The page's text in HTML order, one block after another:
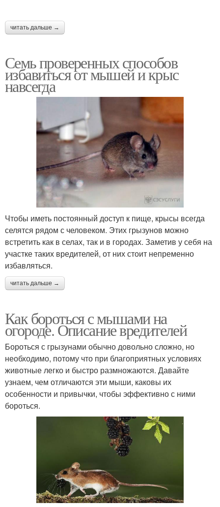
читать дальше →
Семь проверенных способов
избавиться от мышей и крыс
навсегда
Чтобы иметь постоянный доступ к пище, крысы всегда
селятся рядом с человеком. Этих грызунов можно
встретить как в селах, так и в городах. Заметив у себя на
участке таких вредителей, от них стоит непременно
избавляться.
читать дальше →
Как бороться с мышами на
огороде. Описание вредителей
Бороться с грызунами обычно довольно сложно, но
необходимо, потому что при благоприятных условиях
животные легко и быстро размножаются. Давайте
узнаем, чем отличаются эти мыши, каковы их
особенности и привычки, чтобы эффективно с ними
бороться.